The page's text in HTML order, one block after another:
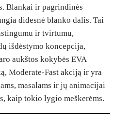
Blankai ir pagrindinės
didesnė blanko dalis. Tai
ir tvirtumu,
išdėstymo koncepcija,
aukštos kokybės EVA
Moderate-Fast akciją ir yra
masalams ir jų animacijai
kaip tokio lygio meškerėms.